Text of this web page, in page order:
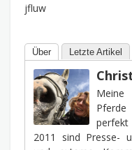
jfluw
Über Letzte Artikel
Meine
perfekt
2011 sind Presse-